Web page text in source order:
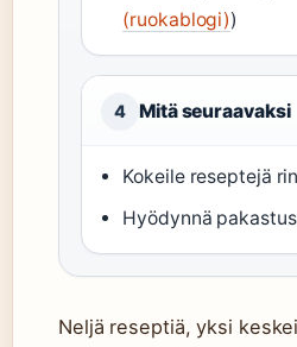
(ruokablogi))
4 Mitä seuraavaksi
Kokeile reseptejä
Hyödynnä
Neljä reseptiä, yksi